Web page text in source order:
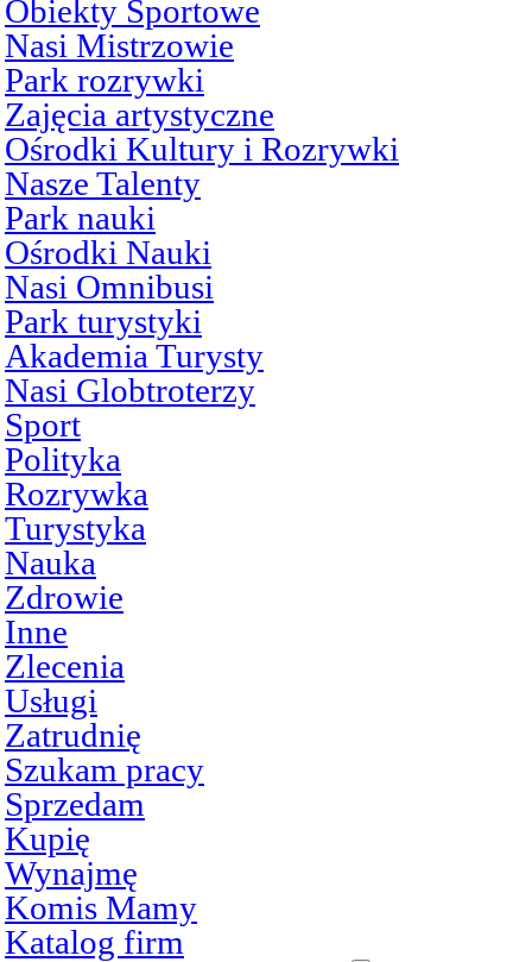
Obiekty Sportowe
Nasi Mistrzowie
Park rozrywki
Zajęcia artystyczne
Ośrodki Kultury i Rozrywki
Nasze Talenty
Park nauki
Ośrodki Nauki
Nasi Omnibusi
Park turystyki
Akademia Turysty
Nasi Globtroterzy
Sport
Polityka
Rozrywka
Turystyka
Nauka
Zdrowie
Inne
Zlecenia
Usługi
Zatrudnię
Szukam pracy
Sprzedam
Kupię
Wynajmę
Komis Mamy
Katalog firm